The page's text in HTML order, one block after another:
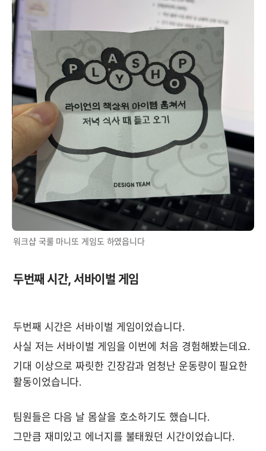
워크샵 국룰 마니또 게임도 하였읍니다
두번째 시간, 서바이벌 게임
두번째 시간은 서바이벌 게임이었습니다.
사실 저는 서바이벌 게임을 이번에 처음 경험해봤는데요.
기대 이상으로 짜릿한 긴장감과 엄청난 운동량이 필요한
활동이었습니다.
팀원들은 다음 날 몸살을 호소하기도 했습니다.
그만큼 재미있고 에너지를 불태웠던 시간이었습니다.